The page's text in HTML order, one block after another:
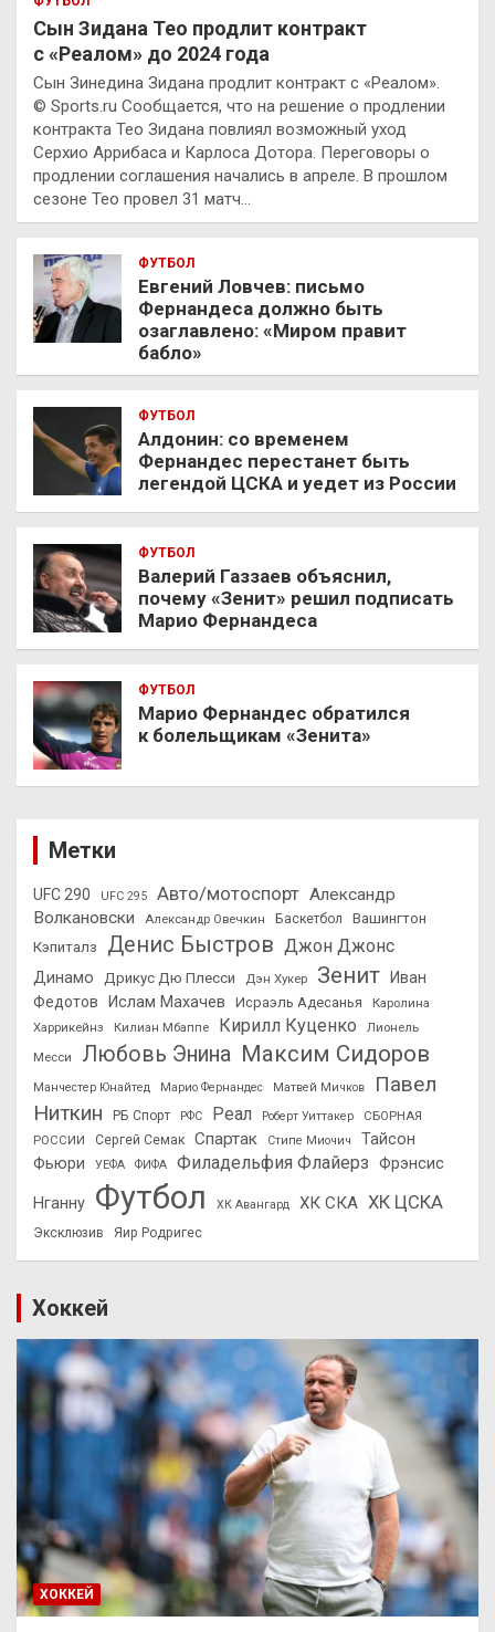
Сын Зидана Тео продлит контракт
с «Реалом» до 2024 года
Сын Зинедина Зидана продлит контракт с «Реалом».
© Sports.ru Сообщается, что на решение о продлении
контракта Тео Зидана повлиял возможный уход
Серхио Аррибаса и Карлоса Дотора. Переговоры о
продлении соглашения начались в апреле. В прошлом
сезоне Тео провел 31 матч…
ФУТБОЛ
Евгений Ловчев: письмо
Фернандеса должно быть
озаглавлено: «Миром правит
бабло»
ФУТБОЛ
Алдонин: со временем
Фернандес перестанет быть
легендой ЦСКА и уедет из России
ФУТБОЛ
Валерий Газзаев объяснил,
почему «Зенит» решил подписать
Марио Фернандеса
ФУТБОЛ
Марио Фернандес обратился
к болельщикам «Зенита»
Метки
UFC 290 UFC 295 Авто/мотоспорт Александр
Волкановски
Александр Овечкин Баскетбол
Вашингтон
Кэпиталз
Денис Быстров Джон Джонс
Динамо Дрикус Дю Плесси Дэн Хукер Зенит
Иван
Федотов
Ислам Махачев Исраэль Адесанья
Каролина
Харрикейнз
Килиан Мбаппе Кирилл Куценко
Лионель
Месси
Любовь Энина Максим Сидоров
Манчестер Юнайтед Марио Фернандес Матвей Мичков
Павел
Ниткин
РБ Спорт РФС Реал Роберт Уиттакер
СБОРНАЯ
РОССИИ
Сергей Семак Спартак Стипе Миочич
Тайсон
Фьюри
УЕФА ФИФА Филадельфия Флайерз Фрэнсис
Нганну Футбол ХК Авангард ХК СКА ХК ЦСКА
Эксклюзив Яир Родригес
Хоккей
ХОККЕЙ